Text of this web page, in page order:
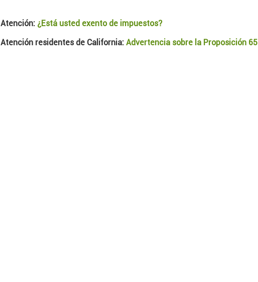
Atención:¿Está usted exento de impuestos?
Atención residentes de California:Advertencia sobre la Proposición 65